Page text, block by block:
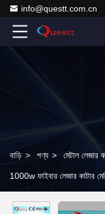
info@questt.com.cn
বাড়ি > পণ্য > মেটাল লেজার
1000w ফাইবার লেজার কাটার